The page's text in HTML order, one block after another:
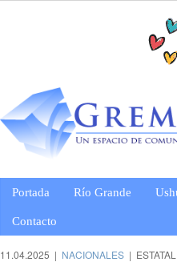
Portada Río Grande
Contacto
11.04.2025 | NACIONALES |